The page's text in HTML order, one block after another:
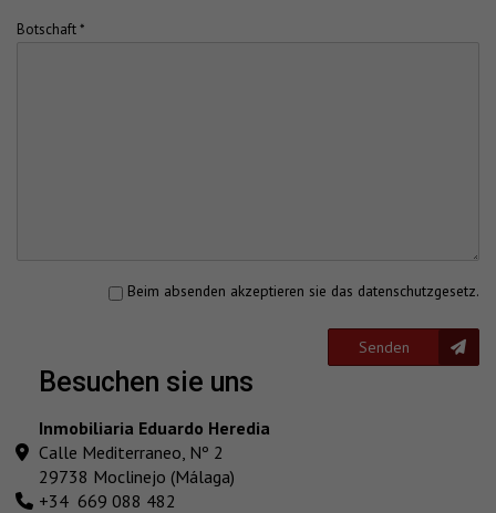
Botschaft *
Beim absenden akzeptieren sie das datenschutzgesetz.
Senden
besuchen sie uns
Inmobiliaria Eduardo Heredia
Calle Mediterraneo, Nº 2
29738 Moclinejo (Málaga)
+34 669 088 482